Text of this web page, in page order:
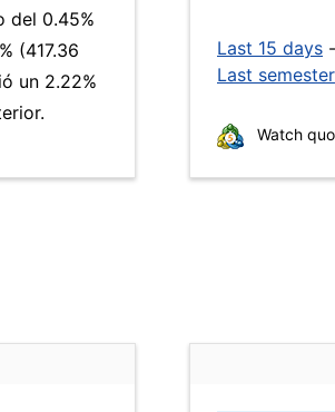
del 0.45%
(417.36
un 2.22%
Last 15 days -
Last semester
Watch